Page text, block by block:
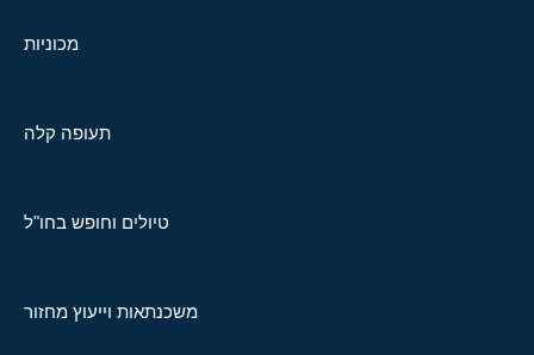
מכוניות
תעופה קלה
טיולים וחופש בחו"ל
משכנתאות וייעוץ מחזור